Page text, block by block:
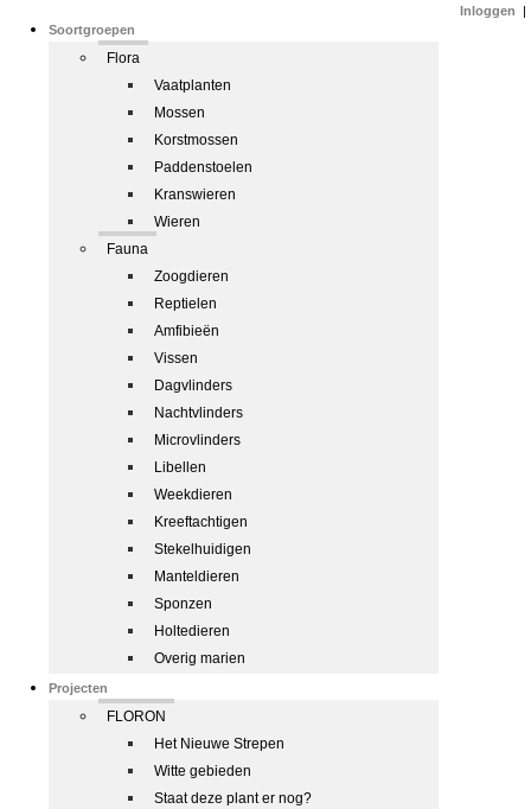
Soortgroepen
Flora
Vaatplanten
Mossen
Korstmossen
Paddenstoelen
Kranswieren
Wieren
Fauna
Zoogdieren
Reptielen
Amfibieën
Vissen
Dagvlinders
Nachtvlinders
Microvlinders
Libellen
Weekdieren
Kreeftachtigen
Stekelhuidigen
Manteldieren
Sponzen
Holtedieren
Overig marien
Projecten
FLORON
Het Nieuwe Strepen
Witte gebieden
Staat deze plant er nog?
Inloggen |